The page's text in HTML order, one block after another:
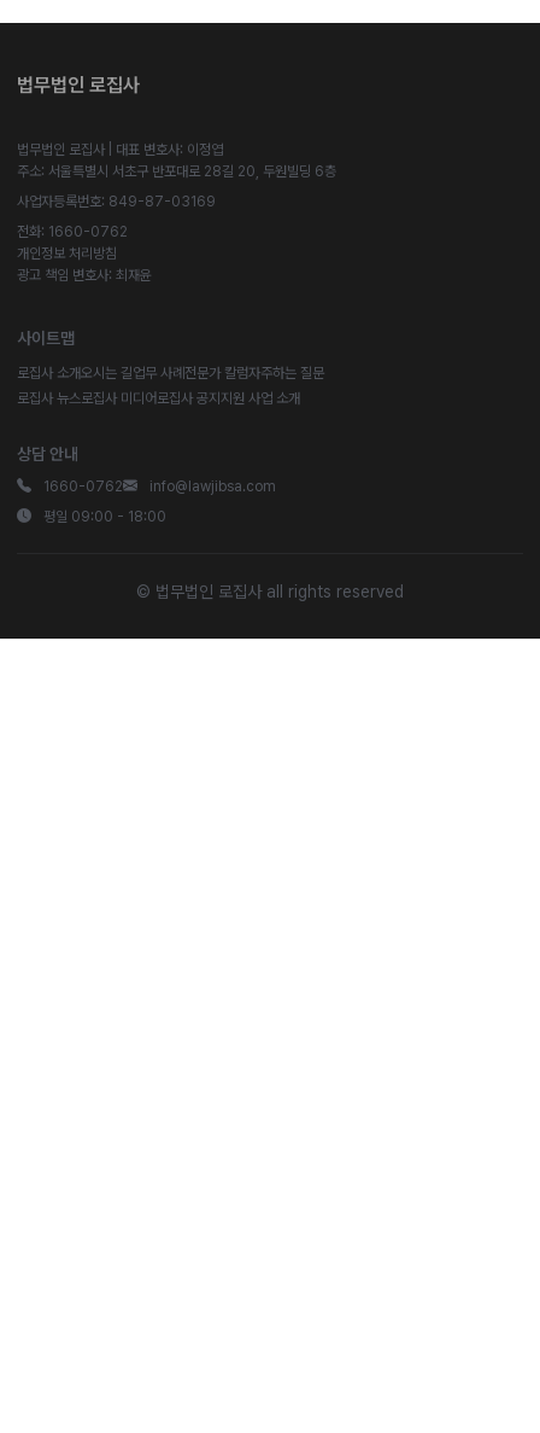
법무법인 로집사
법무법인 로집사 | 대표 변호사: 이정엽
주소: 서울특별시 서초구 반포대로 28길 20, 두원빌딩 6층
사업자등록번호: 849-87-03169
전화: 1660-0762
개인정보 처리방침
광고 책임 변호사: 최재윤
사이트맵
로집사 소개오시는 길업무 사례전문가 칼럼자주하는 질문
로집사 뉴스 로집사 미디어 로집사 공지지원 사업 소개
상담 안내
1660-0762
info@lawjibsa.com
평일 09:00 - 18:00
© 법무법인 로집사 all rights reserved